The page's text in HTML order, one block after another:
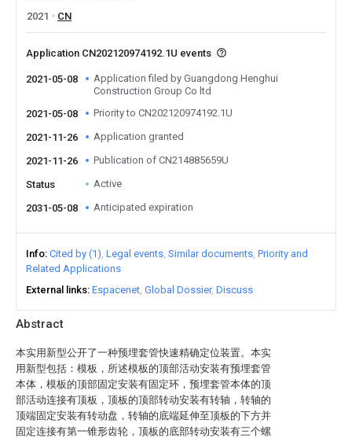
Abstract
本实用新型公开了一种预埋套管快速精确定位装置。本实
用新型包括：模板，所述模板的顶部活动安装有预埋套管
本体，模板的顶部固定安装有固定环，预埋套管本体的顶
部活动连接有顶板，顶板的顶部转动安装有转轴，转轴的
顶端固定安装有转动盘，转轴的底端延伸至顶板的下方并
固定连接有第一锥形齿轮，顶板的底部转动安装有三个螺
2021
CN
Application CN202120974192.1U events
2021-05-08
Application filed by Guangdong Henghui
Construction Group Co ltd
2021-05-08
Priority to CN202120974192.1U
2021-11-26 Application granted
2021-11-26 Publication of CN214885659U
Status Active
2031-05-08 Anticipated expiration
Info Cited by (1) Legal events Similar documents Priority and
Related Applications
External links Espacenet Global Dossier Discuss